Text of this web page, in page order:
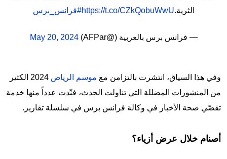
الثرية.https://t.co/CZkQobuWwU#فرانس_برس
— فرانس برس بالعربية (@AFPar) May 20, 2024
وفي هذا السياق، انتشرت بالتزامن مع موسم الرياض
2024 الكثير
من المنشورات المضللة التي تناولت الحدث، فنّدت عدداً منها خدمة
تقصّي صحة الأخبار في وكالة فرانس برس في سلسلة تقارير.
أصنام خلال عرض أزياء؟